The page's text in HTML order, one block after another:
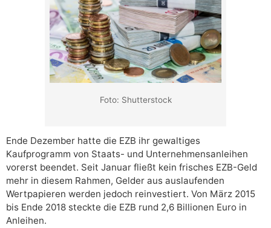
Foto: Shutterstock
Ende Dezember hatte die EZB ihr gewaltiges
Kaufprogramm von Staats- und Unternehmensanleihen
vorerst beendet. Seit Januar fließt kein frisches EZB-Geld
mehr in diesem Rahmen, Gelder aus auslaufenden
Wertpapieren werden jedoch reinvestiert. Von März 2015
bis Ende 2018 steckte die EZB rund 2,6 Billionen Euro in
Anleihen.